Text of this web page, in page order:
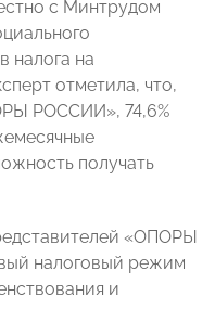
с Минтрудом
налога на
отметила, что,
РОССИИ», 74,6%
получать
«ОПОРЫ
налоговый режим
и